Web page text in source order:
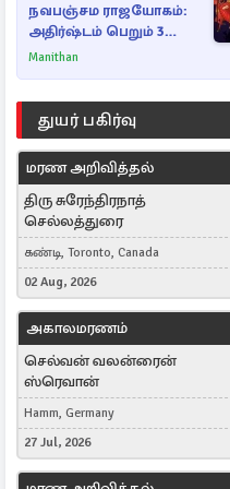
நவபஞ்சம ராஜயோகம்:
அதிர்ஷ்டம் பெறும் 3
ராசிகள்!
Manithan
துயர் பகிர்வு
மரண அறிவித்தல்
திரு சுரேந்திரநாத்
செல்லத்துரை
கண்டி, Toronto, Canada
02 Aug, 2026
அகாலமரணம்
செல்வன் வலன்ரைன்
ஸ்ரெவான்
Hamm, Germany
27 Jul, 2026